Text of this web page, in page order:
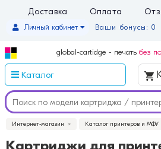
Доставка Оплата
Ваши бонусы: 0
Личный кабинет
global-cartidge - печать без
Каталог
Интернет-магазин Каталог принтеров и МФУ